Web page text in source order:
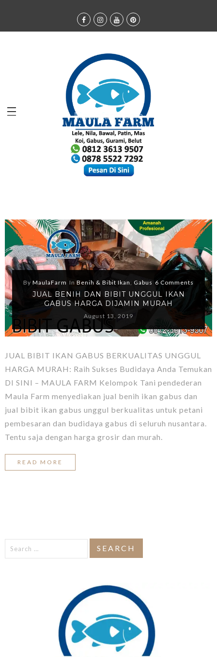
By MaulaFarm In Benih & Bibit Ikan, Gabus 6 Comments
JUAL BENIH DAN BIBIT UNGGUL IKAN
GABUS HARGA DIJAMIN MURAH
August 13, 2019
JUAL BIBIT IKAN GABUS BERKUALITAS UNGGUL
HARGA MURAH: Raih Sukses Budidaya Anda Temukan
DI SINI – MAULA FARM Kelompok Tani pendederan
Maula Farm menyediakan jual benih ikan gabus dan
jual bibit ikan gabus unggul berkualitas untuk petani
pembesaran dan budidaya gabus di seluruh nusantara.
Tentu saja dengan harga grosir dan murah.
READ MORE
Search
for: